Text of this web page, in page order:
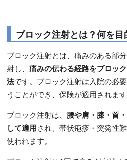
ブロック注射とは？何を目
ブロック注射とは、痛みのある部
射し、 痛みの伝わる経路をブロッ
法です。ブロック注射は入院の必
うことができ、保険が適用されます
ブロック注射は、 腰や肩・膝・首
して適用され、帯状疱疹・突発性
使われます。